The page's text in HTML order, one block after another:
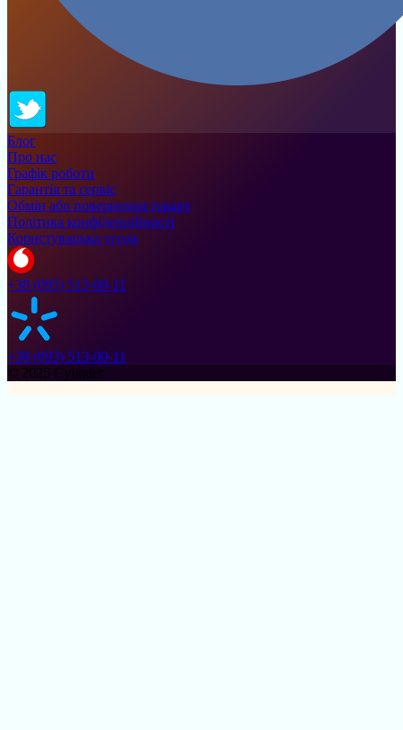
Блог
Про нас
Графік роботи
Гарантія та сервіс
Обмін або повернення товару
Політика конфіденційності
Користувацька угода
+38 (095) 513-00-11
+38 (093) 513-00-11
© 2025 Cylinder